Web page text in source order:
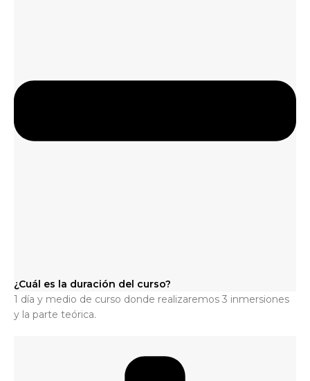
¿Cuál es la duración del curso?
1 día y medio de curso donde realizaremos 3 inmersiones
y la parte teórica.